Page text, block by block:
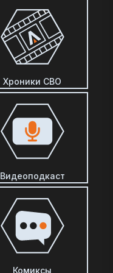
Хроники СВО
Видеоподкаст
Комиксы